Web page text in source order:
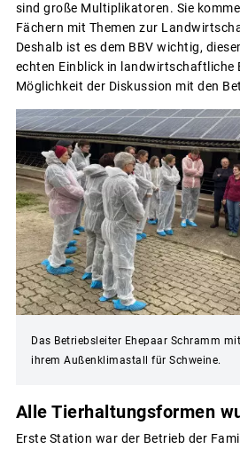
sind große Multiplikatoren. Sie
Fächern mit Themen zur
Deshalb ist es dem BBV wichtig,
echten Einblick in landwirtschaftliche
Möglichkeit der Diskussion mit den
Das Betriebsleiter Ehepaar Schramm
ihrem Außenklimastall für Schweine.
Alle Tierhaltungsformen
Erste Station war der Betrieb der